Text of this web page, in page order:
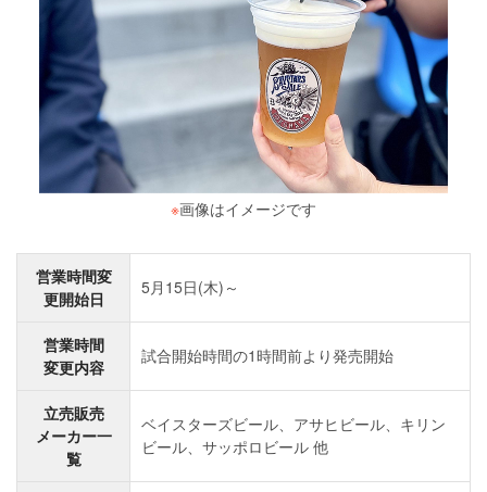
※画像はイメージです
営業時間変
更開始日
5月15日(木)～
営業時間
変更内容
試合開始時間の1時間前より発売開始
立売販売
メーカー一
覧
ベイスターズビール、アサヒビール、キリン
ビール、サッポロビール 他